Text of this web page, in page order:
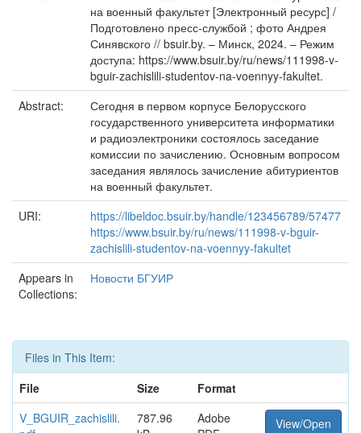
на военный факультет [Электронный ресурс] /
Подготовлено пресс-службой ; фото Андрея
Синявского // bsuir.by. – Минск, 2024. – Режим
доступа: https://www.bsuir.by/ru/news/111998-v-
bguir-zachislili-studentov-na-voennyy-fakultet.
Abstract:
Сегодня в первом корпусе Белорусского
государственного университета информатики
и радиоэлектроники состоялось заседание
комиссии по зачислению. Основным вопросом
заседания являлось зачисление абитуриентов
на военный факультет.
URI:
https://libeldoc.bsuir.by/handle/123456789/57477
https://www.bsuir.by/ru/news/111998-v-bguir-
zachislili-studentov-na-voennyy-fakultet
Appears in
Collections:
Новости БГУИР
Files in This Item:
File
Size
Format
V_BGUIR_zachislili.
787.96
Adobe
View/Open